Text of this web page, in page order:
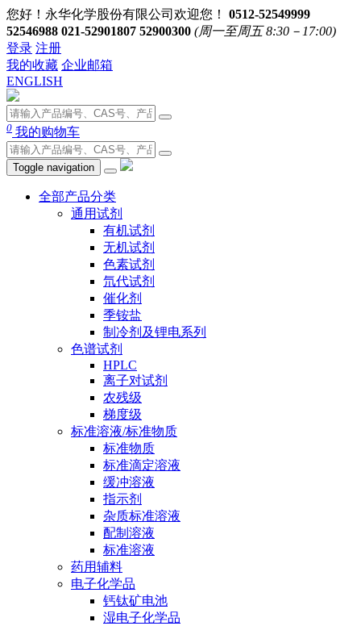
您好！永华化学股份有限公司欢迎您！ 0512-52549999
52546988 021-52901807 52900300 (周一至周五 8:30－17:00)
登录 注册
我的收藏 企业邮箱
ENGLISH
0 我的购物车
Toggle navigation
全部产品分类
通用试剂
有机试剂
无机试剂
色素试剂
氘代试剂
催化剂
季铵盐
制冷剂及锂电系列
色谱试剂
HPLC
离子对试剂
农残级
梯度级
标准溶液/标准物质
标准物质
标准滴定溶液
缓冲溶液
指示剂
杂质标准溶液
配制溶液
标准溶液
药用辅料
电子化学品
钙钛矿电池
湿电子化学品